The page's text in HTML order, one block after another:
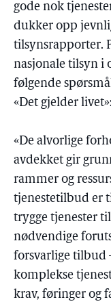
gode nok
dukker opp
tilsynsrapporter.
nasjonale tilsyn i
følgende
«Det gjelder livet»:
«De alvorlige
avdekket gir
rammer og
tjenestetilbud er
trygge tjenester
nødvendige
forsvarlige tilbud
komplekse
krav, føringer og